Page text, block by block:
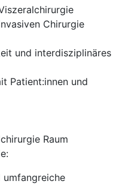
Chirurgie
und interdisziplinäres
Patient:innen und
Raum